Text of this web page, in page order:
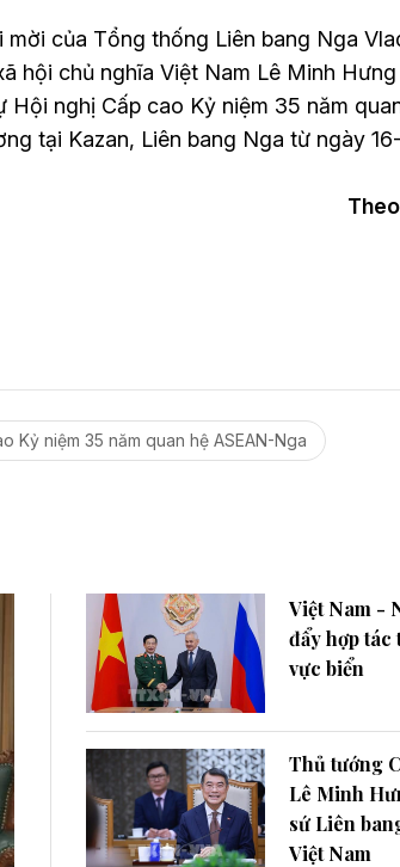
của Tổng thống Liên bang Nga
hội chủ nghĩa Việt Nam Lê Minh
nghị Cấp cao Kỷ niệm 35 năm
tại Kazan, Liên bang Nga từ ngày 16-
Kỷ niệm 35 năm quan hệ ASEAN-Nga
Việt Nam -
đẩy hợp
vực biển
Thủ tướng
Lê Minh
sứ Liên
Việt Nam